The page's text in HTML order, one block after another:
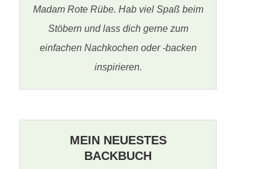
Madam Rote Rübe. Hab viel Spaß beim
Stöbern und lass dich gerne zum
einfachen Nachkochen oder -backen
inspirieren.
MEIN NEUESTES
BACKBUCH